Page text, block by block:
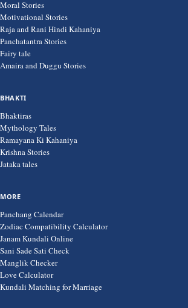
Moral Stories
Motivational Stories
Raja and Rani Hindi Kahaniya
Panchatantra Stories
Fairy tale
Amaira and Duggu Stories
BHAKTI
Bhaktiras
Mythology Tales
Ramayana Ki Kahaniya
Krishna Stories
Jataka tales
MORE
Panchang Calendar
Zodiac Compatibility Calculator
Janam Kundali Online
Sani Sade Sati Check
Manglik Checker
Love Calculator
Kundali Matching for Marriage